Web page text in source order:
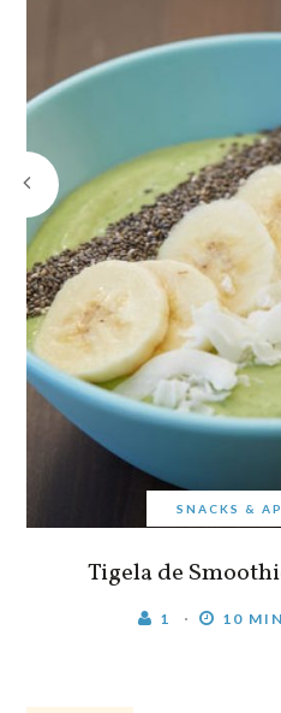
SNACKS &
Tigela de
1 10